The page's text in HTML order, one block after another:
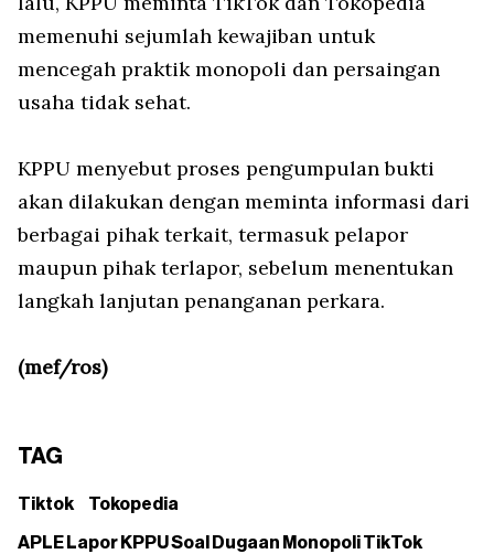
memenuhi sejumlah kewajiban untuk
mencegah praktik monopoli dan persaingan
usaha tidak sehat.
KPPU menyebut proses pengumpulan bukti
akan dilakukan dengan meminta informasi dari
berbagai pihak terkait, termasuk pelapor
maupun pihak terlapor, sebelum menentukan
langkah lanjutan penanganan perkara.
(mef/ros)
TAG
Tiktok Tokopedia
APLE Lapor KPPU Soal Dugaan Monopoli TikTok